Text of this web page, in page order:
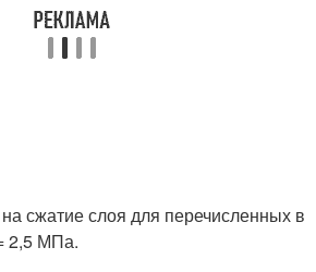
сжатие слоя для перечисленных в
2,5 МПа.